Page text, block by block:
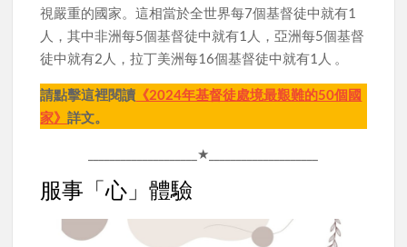
視嚴重的國家。這相當於全世界每7個基督徒中就有1
人，其中非洲每5個基督徒中就有1人，亞洲每5個基督
徒中就有2人，拉丁美洲每16個基督徒中就有1人 。
請點擊這裡閱讀 《2024年基督徒處境最艱難的50個國
家》詳文。
____________________★____________________
服事「心」體驗